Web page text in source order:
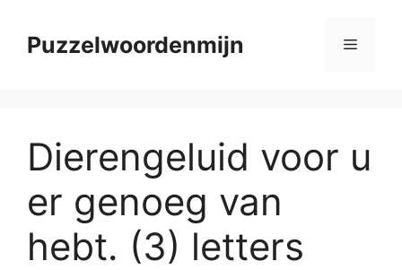
contentPuzzelwoordenmijn Menu
Dierengeluid voor u
er genoeg van
hebt. (3) letters